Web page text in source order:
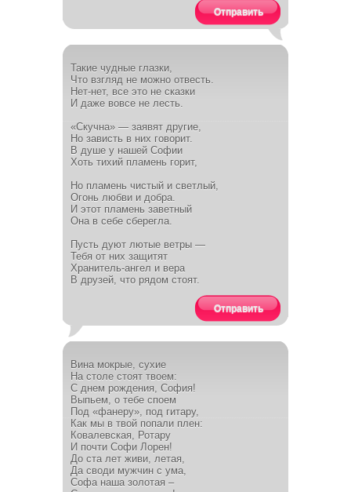
Отправить
Такие чудные глазки,
Что взгляд не можно отвесть.
Нет-нет, все это не сказки
И даже вовсе не лесть.
«Скучна» — заявят другие,
Но зависть в них говорит.
В душе у нашей Софии
Хоть тихий пламень горит,
Но пламень чистый и светлый,
Огонь любви и добра.
И этот пламень заветный
Она в себе сберегла.
Пусть дуют лютые ветры —
Тебя от них защитят
Хранитель-ангел и вера
В друзей, что рядом стоят.
Отправить
Вина мокрые, сухие
На столе стоят твоем:
С днем рождения, София!
Выпьем, о тебе споем
Под «фанеру», под гитару,
Как мы в твой попали плен:
Ковалевская, Ротару
И почти Софи Лорен!
До ста лет живи, летая,
Да своди мужчин с ума,
Софа наша золотая –